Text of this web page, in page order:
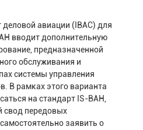
авиации (IBAC) для
вводит дополнительную
предназначенной
обслуживания и
системы управления
В рамках этого варианта
на стандарт IS-BAH,
свод передовых
заявить о